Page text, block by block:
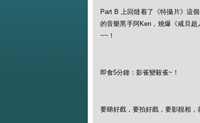
Part B 上回燵着了《特攝片》這
的音樂黑手阿Ken，燒爆《咸旦
~~！
即食5分鐘：影雀變殺雀~！
要睇好戲，要拍好戲，要影靚相，